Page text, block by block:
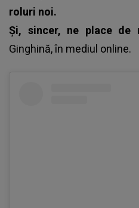
roluri noi.
Și, sincer, ne place de
Ginghină, în mediul online.